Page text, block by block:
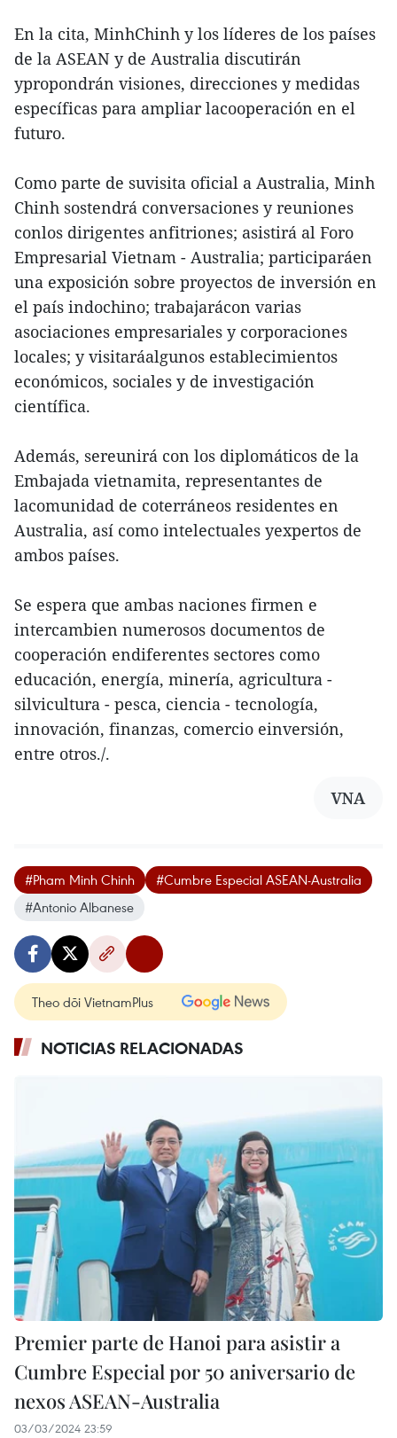
En la cita, MinhChinh y los líderes de los países
de la ASEAN y de Australia discutirán
ypropondrán visiones, direcciones y medidas
específicas para ampliar lacooperación en el
futuro.
Como parte de suvisita oficial a Australia, Minh
Chinh sostendrá conversaciones y reuniones
conlos dirigentes anfitriones; asistirá al Foro
Empresarial Vietnam - Australia; participaráen
una exposición sobre proyectos de inversión en
el país indochino; trabajarácon varias
asociaciones empresariales y corporaciones
locales; y visitaráalgunos establecimientos
económicos, sociales y de investigación
científica.
Además, sereunirá con los diplomáticos de la
Embajada vietnamita, representantes de
lacomunidad de coterráneos residentes en
Australia, así como intelectuales yexpertos de
ambos países.
Se espera que ambas naciones firmen e
intercambien numerosos documentos de
cooperación endiferentes sectores como
educación, energía, minería, agricultura -
silvicultura - pesca, ciencia - tecnología,
innovación, finanzas, comercio einversión,
entre otros./.
VNA
#Pham Minh Chinh
#Cumbre Especial ASEAN-Australia
#Antonio Albanese
Theo dõi VietnamPlus
NOTICIAS RELACIONADAS
Premier parte de Hanoi para asistir a
Cumbre Especial por 50 aniversario de
nexos ASEAN-Australia
03/03/2024 23:59